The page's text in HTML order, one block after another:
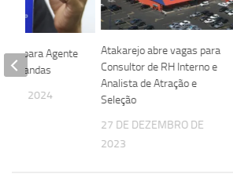
Atakarejo abre vagas para
Consultor de RH Interno e
Analista de Atração e
Seleção
27 DE DEZEMBRO DE
2023
para Agente
DE 2024